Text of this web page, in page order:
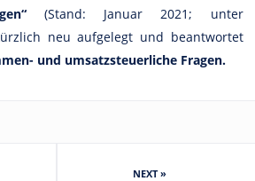
(Stand: Januar 2021; unter
neu aufgelegt und beantwortet
und umsatzsteuerliche Fragen.
NEXT »